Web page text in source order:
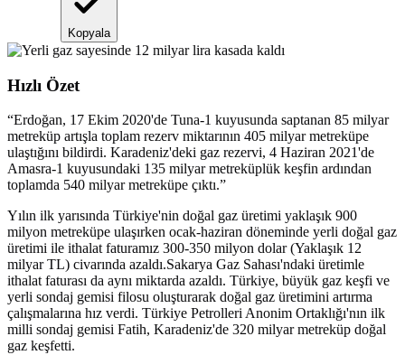
Kopyala
Hızlı Özet
“Erdoğan, 17 Ekim 2020'de Tuna-1 kuyusunda saptanan 85 milyar
metreküp artışla toplam rezerv miktarının 405 milyar metreküpe
ulaştığını bildirdi. Karadeniz'deki gaz rezervi, 4 Haziran 2021'de
Amasra-1 kuyusundaki 135 milyar metreküplük keşfin ardından
toplamda 540 milyar metreküpe çıktı.”
Yılın ilk yarısında Türkiye'nin doğal gaz üretimi yaklaşık 900
milyon metreküpe ulaşırken ocak-haziran döneminde yerli doğal gaz
üretimi ile ithalat faturamız 300-350 milyon dolar (Yaklaşık 12
milyar TL) civarında azaldı.Sakarya Gaz Sahası'ndaki üretimle
ithalat faturası da aynı miktarda azaldı. Türkiye, büyük gaz keşfi ve
yerli sondaj gemisi filosu oluşturarak doğal gaz üretimini artırma
çalışmalarına hız verdi. Türkiye Petrolleri Anonim Ortaklığı'nın ilk
milli sondaj gemisi Fatih, Karadeniz'de 320 milyar metreküp doğal
gaz keşfetti.